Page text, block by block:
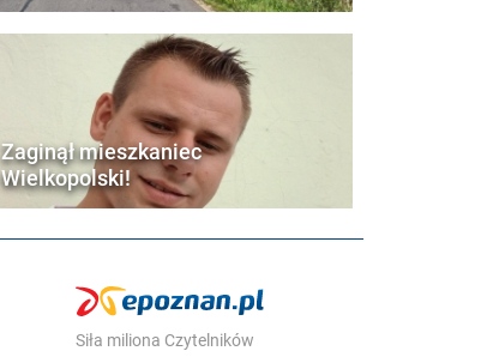
Zaginął mieszkaniec
Wielkopolski!
Siła miliona Czytelników